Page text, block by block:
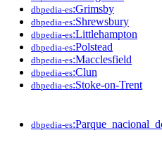
dbpedia-es:Grimsby
dbpedia-es:Shrewsbury
dbpedia-es:Littlehampton
dbpedia-es:Polstead
dbpedia-es:Macclesfield
dbpedia-es:Clun
dbpedia-es:Stoke-on-Trent
dbpedia-es